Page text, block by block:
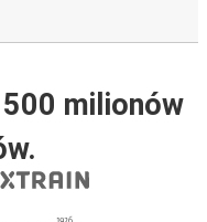
500 milionów